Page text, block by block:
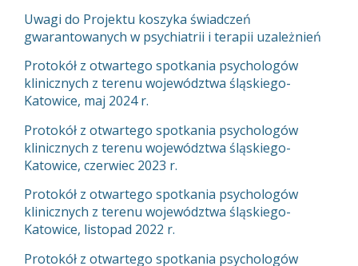
Uwagi do Projektu koszyka świadczeń
gwarantowanych w psychiatrii i terapii uzależnień
Protokół z otwartego spotkania psychologów
klinicznych z terenu województwa śląskiego-
Katowice, maj 2024 r.
Protokół z otwartego spotkania psychologów
klinicznych z terenu województwa śląskiego-
Katowice, czerwiec 2023 r.
Protokół z otwartego spotkania psychologów
klinicznych z terenu województwa śląskiego-
Katowice, listopad 2022 r.
Protokół z otwartego spotkania psychologów